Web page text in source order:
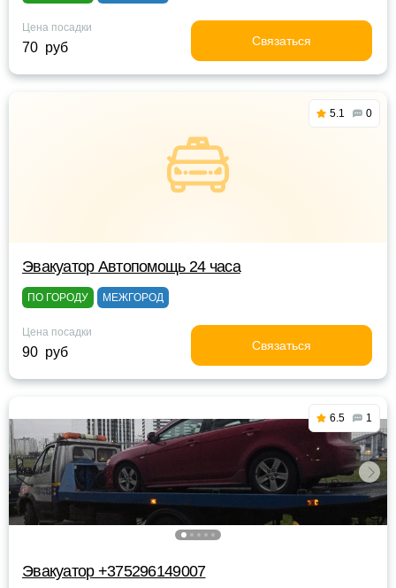
Цена посадки
70 руб Связаться
5.1 0
Эвакуатор Автопомощь 24 часа
ПО ГОРОДУ МЕЖГОРОД
Цена посадки
90 руб Связаться
6.5 1
Эвакуатор +375296149007